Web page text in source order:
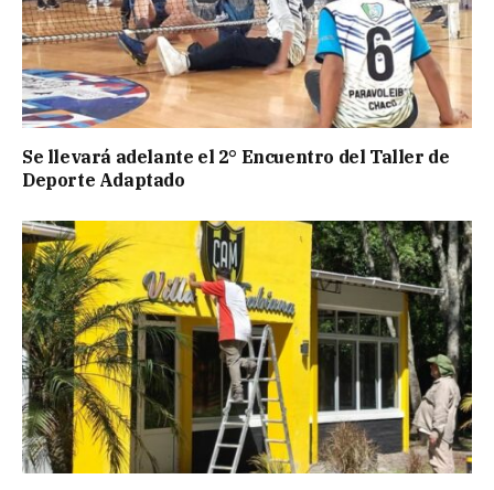
Se llevará adelante el 2° Encuentro del Taller de
Deporte Adaptado